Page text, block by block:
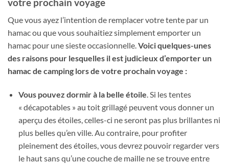
sur
client
Que vous ayez l’intention de remplacer votre tente par un
hamac ou que vous souhaitiez simplement emporter un
hamac pour une sieste occasionnelle.Voici quelques-unes
des raisons pour lesquelles il est judicieux d’emporter un
hamac de camping lors de votre prochain voyage :
Vous pouvez dormir à la belle étoile. Si les tentes
« décapotables » au toit grillagé peuvent vous donner un
aperçu des étoiles, celles-ci ne seront pas plus brillantes ni
plus belles qu’en ville. Au contraire, pour profiter
pleinement des étoiles, vous devrez pouvoir regarder vers
le haut sans qu’une couche de maille ne se trouve entre